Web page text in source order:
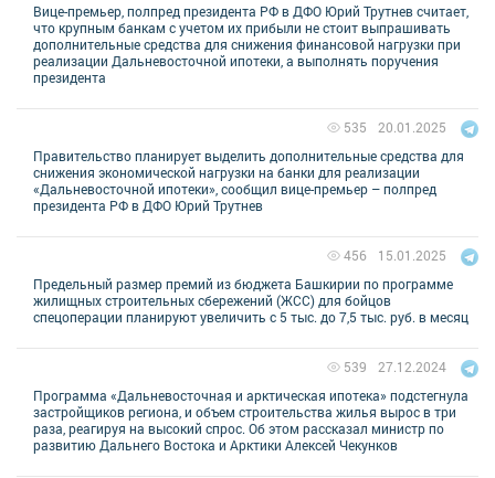
Вице-премьер, полпред президента РФ в ДФО Юрий Трутнев считает,
что крупным банкам с учетом их прибыли не стоит выпрашивать
дополнительные средства для снижения финансовой нагрузки при
реализации Дальневосточной ипотеки, а выполнять поручения
президента
Правительство планирует выделить дополнительные средства для
снижения экономической нагрузки на банки для реализации
«Дальневосточной ипотеки», сообщил вице-премьер – полпред
президента РФ в ДФО Юрий Трутнев
20.01.2025
535
Предельный размер премий из бюджета Башкирии по программе
жилищных строительных сбережений (ЖСС) для бойцов
спецоперации планируют увеличить с 5 тыс. до 7,5 тыс. руб. в месяц
15.01.2025
456
Программа «Дальневосточная и арктическая ипотека» подстегнула
застройщиков региона, и объем строительства жилья вырос в три
раза, реагируя на высокий спрос. Об этом рассказал министр по
развитию Дальнего Востока и Арктики Алексей Чекунков
27.12.2024
539